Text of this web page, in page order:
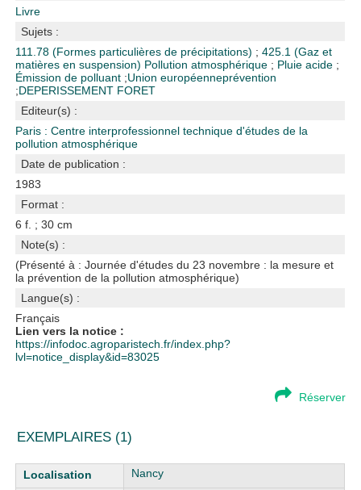
Livre
Sujets :
111.78 (Formes particulières de précipitations) ;425.1 (Gaz et
matières en suspension) Pollution atmosphérique ; Pluie acide ;
Émission de polluant ;Union européenneprévention
;DEPERISSEMENT FORET
Editeur(s) :
Paris : Centre interprofessionnel technique d'études de la
pollution atmosphérique
Date de publication :
1983
Format :
6 f. ; 30 cm
Note(s) :
(Présenté à : Journée d'études du 23 novembre : la mesure et
la prévention de la pollution atmosphérique)
Langue(s) :
Français
Lien vers la notice :
https://infodoc.agroparistech.fr/index.php?
lvl=notice_display&id=83025
Réserver
EXEMPLAIRES (1)
Liste des exemplaires
Nancy